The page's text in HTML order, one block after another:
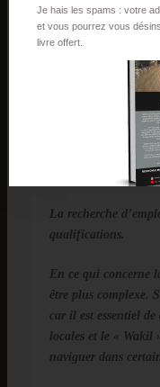
La vie
Les démarches
d’emploi/création
La recherche
qualifications.
En ce qui concerne
être plus complexe.
car il est essentiel
locales et le « Wakil
naviguer dans
Je hais les spams : votre
et vous pourrez vous
livre offert.